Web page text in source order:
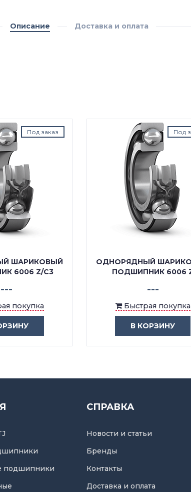
Описание Доставка и оплата
Под заказ
ШАРИКОВЫЙ
6006 Z/C3
---
покупка
Под
ОДНОРЯДНЫЙ
ПОДШИПНИК 6006
---
Быстрая покупка
В КОРЗИНУ
подшипники
СПРАВКА
Новости и статьи
Бренды
Контакты
Доставка и оплата